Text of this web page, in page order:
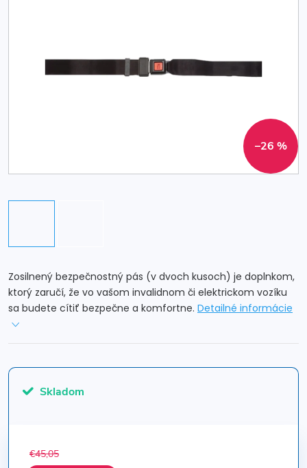
–26 %
Zosilnený bezpečnostný pás (v dvoch kusoch) je doplnkom,
ktorý zaručí, že vo vašom invalidnom či elektrickom vozíku
sa budete cítiť bezpečne a komfortne. Detailné informácie
Skladom
€45,05